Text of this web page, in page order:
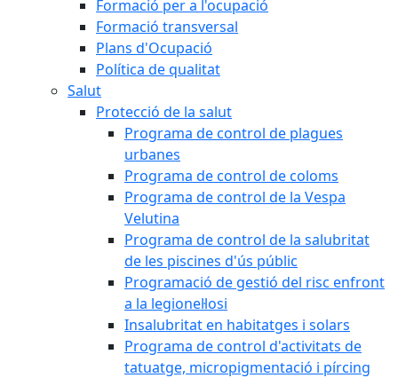
Formació per a l'ocupació
Formació transversal
Plans d'Ocupació
Política de qualitat
Salut
Protecció de la salut
Programa de control de plagues
urbanes
Programa de control de coloms
Programa de control de la Vespa
Velutina
Programa de control de la salubritat
de les piscines d'ús públic
Programació de gestió del risc enfront
a la legionel·losi
Insalubritat en habitatges i solars
Programa de control d'activitats de
tatuatge, micropigmentació i pírcing